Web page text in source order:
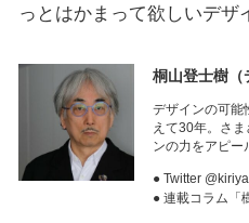
っとはかまって欲しいデザ
桐山登士樹（
デザインの可能
えて30年。さ
ンの力をアピー
● Twitter
● 連載コラム「